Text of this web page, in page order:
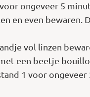
ongeveer 5
en even
vol linzen
een beetje
1 voor